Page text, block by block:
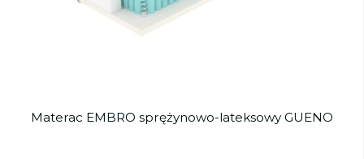
Materac EMBRO sprężynowo-lateksowy GUENO